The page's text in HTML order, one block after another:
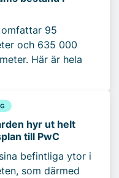
95
och 635 000
Här är hela
hyr ut helt
till PwC
befintliga ytor i
som därmed